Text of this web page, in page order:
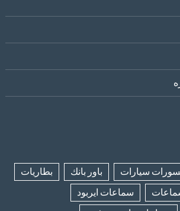
سيارات باور بانك
بطاريات
سماعات ايربود